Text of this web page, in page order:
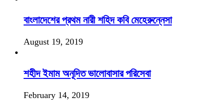
বাংলাদেশের প্রথম নারী শহিদ কবি মেহেরুন্নেসা
August 19, 2019
শহীদ ইমাম অনূদিত ভালোবাসার পরিসেবা
February 14, 2019